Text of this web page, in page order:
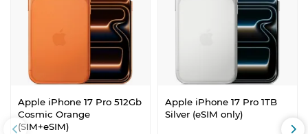
Apple iPhone 17 Pro 512Gb
Cosmic Orange
(SIM+eSIM)
Apple iPhone 17 Pro 1TB
Silver (eSIM only)